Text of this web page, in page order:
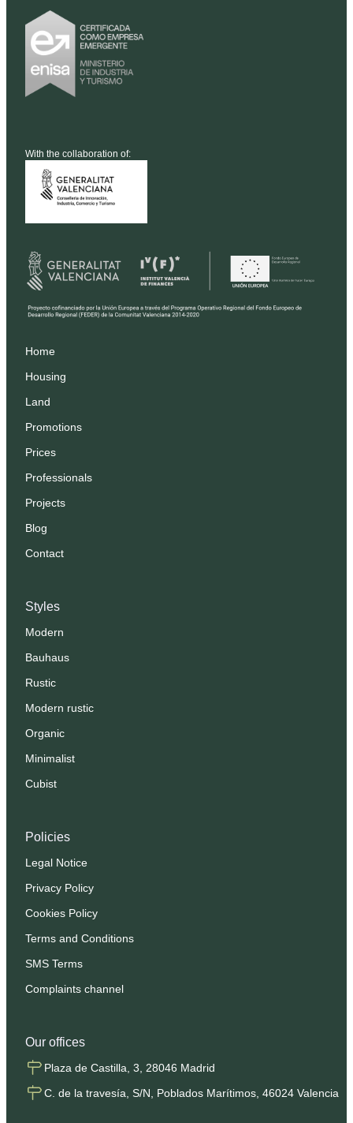
With the collaboration of:
Styles
Modern
Bauhaus
Rustic
Modern rustic
Organic
Minimalist
Cubist
Policies
Legal Notice
Privacy Policy
Cookies Policy
Terms and Conditions
SMS Terms
Complaints channel
Home
Housing
Land
Promotions
Prices
Professionals
Projects
Blog
Contact
Our offices
Plaza de Castilla, 3, 28046 Madrid
C. de la travesía, S/N, Poblados Marítimos, 46024 Valencia